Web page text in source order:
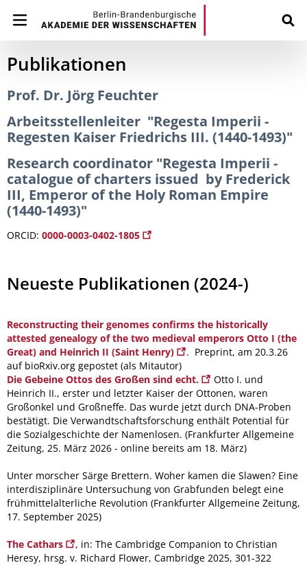
Publikationen
Prof. Dr. Jörg Feuchter
Arbeitsstellenleiter "Regesta Imperii -
Regesten Kaiser Friedrichs III. (1440-1493)"
Research coordinator "Regesta Imperii -
catalogue of charters issued by Frederick
III, Emperor of the Holy Roman Empire
(1440-1493)"
ORCID: 0000-0003-0402-1805
Neueste Publikationen (2024-)
Reconstructing their genomes confirms the historically
attested genealogy of the two medieval emperors Otto I (the
Great) and Heinrich II (Saint Henry)
. Preprint, am 20.3.26
auf bioRxiv.org gepostet (als Mitautor)
Die Gebeine Ottos des Großen sind echt.
Otto I. und
Heinrich II., erster und letzter Kaiser der Ottonen, waren
Großonkel und Großneffe. Das wurde jetzt durch DNA-Proben
bestätigt. Die Verwandtschaftsforschung enthält Potential für
die Sozialgeschichte der Namenlosen. (Frankfurter Allgemeine
Zeitung, 25. März 2026 - online bereits am 18. März)
Unter morscher Särge Brettern. Woher kamen die Slawen? Eine
interdisziplinäre Untersuchung von Grabfunden belegt eine
frühmittelalterliche Revolution (Frankfurter Allgemeine Zeitung,
17. September 2025)
The Cathars
, in: The Cambridge Companion to Christian
Heresy, hrsg. v. Richard Flower, Cambridge 2025, 301-322